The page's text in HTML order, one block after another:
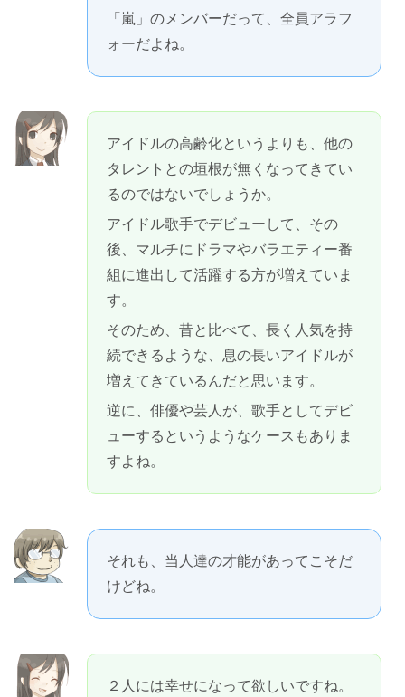
「嵐」のメンバーだって、全員アラフ
ォーだよね。
アイドルの高齢化というよりも、他の
タレントとの垣根が無くなってきてい
るのではないでしょうか。
アイドル歌手でデビューして、その
後、マルチにドラマやバラエティー番
組に進出して活躍する方が増えていま
す。
そのため、昔と比べて、長く人気を持
続できるような、息の長いアイドルが
増えてきているんだと思います。
逆に、俳優や芸人が、歌手としてデビ
ューするというようなケースもありま
すよね。
それも、当人達の才能があってこそだ
けどね。
２人には幸せになって欲しいですね。